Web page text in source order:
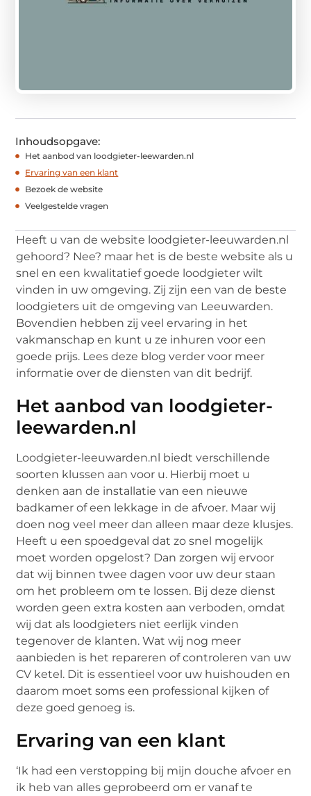
Inhoudsopgave:
Het aanbod van loodgieter-leewarden.nl
Ervaring van een klant
Bezoek de website
Veelgestelde vragen
Heeft u van de website loodgieter-leeuwarden.nl
gehoord? Nee? maar het is de beste website als u
snel en een kwalitatief goede loodgieter wilt
vinden in uw omgeving. Zij zijn een van de beste
loodgieters uit de omgeving van Leeuwarden.
Bovendien hebben zij veel ervaring in het
vakmanschap en kunt u ze inhuren voor een
goede prijs. Lees deze blog verder voor meer
informatie over de diensten van dit bedrijf.
Het aanbod van loodgieter-
leewarden.nl
Loodgieter-leeuwarden.nl biedt verschillende
soorten klussen aan voor u. Hierbij moet u
denken aan de installatie van een nieuwe
badkamer of een lekkage in de afvoer. Maar wij
doen nog veel meer dan alleen maar deze klusjes.
Heeft u een spoedgeval dat zo snel mogelijk
moet worden opgelost? Dan zorgen wij ervoor
dat wij binnen twee dagen voor uw deur staan
om het probleem om te lossen. Bij deze dienst
worden geen extra kosten aan verboden, omdat
wij dat als loodgieters niet eerlijk vinden
tegenover de klanten. Wat wij nog meer
aanbieden is het repareren of controleren van uw
CV ketel. Dit is essentieel voor uw huishouden en
daarom moet soms een professional kijken of
deze goed genoeg is.
Ervaring van een klant
‘Ik had een verstopping bij mijn douche afvoer en
ik heb van alles geprobeerd om er vanaf te